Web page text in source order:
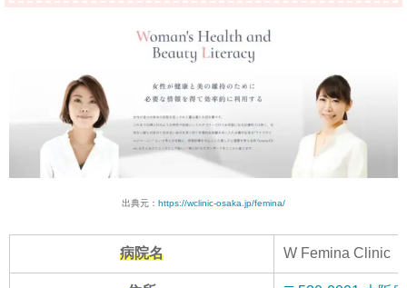
出典元： https://wclinic-osaka.jp/femina/
病院名 W Femina Clinic